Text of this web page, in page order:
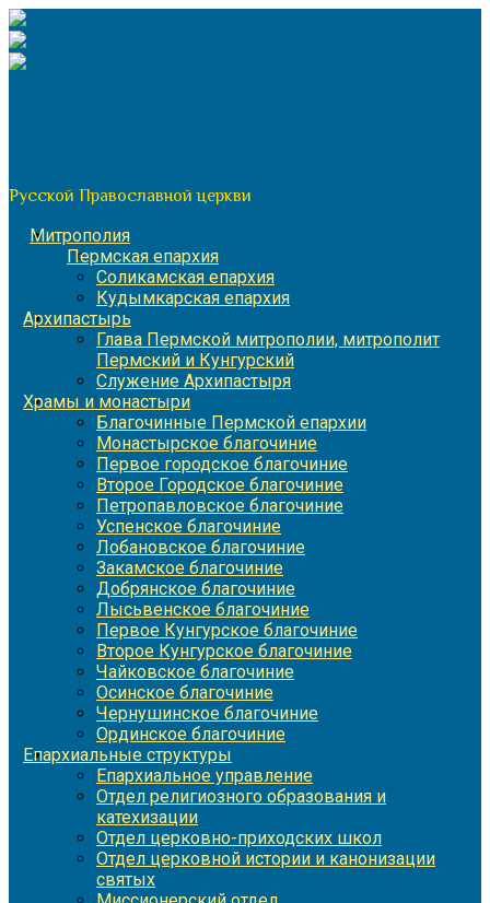
Перейти
к
содержимому
Русской Православной церкви
Митрополия
Пермская епархия
Соликамская епархия
Кудымкарская епархия
Архипастырь
Глава Пермской митрополии, митрополит
Пермский и Кунгурский
Служение Архипастыря
Храмы и монастыри
Благочинные Пермской епархии
Монастырское благочиние
Первое городское благочиние
Второе Городское благочиние
Петропавловское благочиние
Успенское благочиние
Лобановское благочиние
Закамское благочиние
Добрянское благочиние
Лысьвенское благочиние
Первое Кунгурское благочиние
Второе Кунгурское благочиние
Чайковское благочиние
Осинское благочиние
Чернушинское благочиние
Ординское благочиние
Епархиальные структуры
Епархиальное управление
Отдел религиозного образования и
катехизации
Отдел церковно-приходских школ
Отдел церковной истории и канонизации
святых